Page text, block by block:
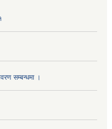
सम्बन्धमा ।